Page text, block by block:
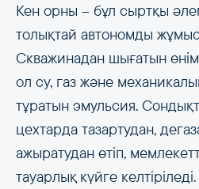
Кен орны – бұл сыртқы
толықтай автономды жұмыс
Скважинадан шығатын
ол су, газ және
тұратын эмульсия.
цехтарда тазартудан,
ажыратудан өтіп,
тауарлық күйге